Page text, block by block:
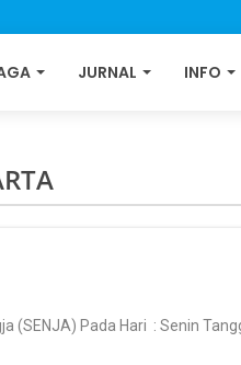
JURNAL INFO
(SENJA) Pada Hari : Senin